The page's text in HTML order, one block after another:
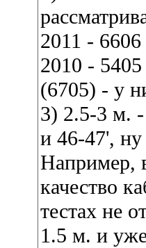
2011 -
2010 -
(6705) - у
3) 2.5-3 м.
и 46-47',
Например,
качество
тестах не
1.5 м. и